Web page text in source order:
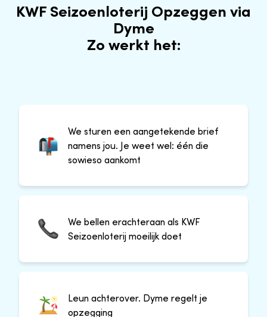
KWF Seizoenloterij Opzeggen via
Dyme
Zo werkt het:
We sturen een aangetekende brief
namens jou. Je weet wel: één die
sowieso aankomt
We bellen erachteraan als KWF
Seizoenloterij moeilijk doet
Leun achterover. Dyme regelt je
opzegging